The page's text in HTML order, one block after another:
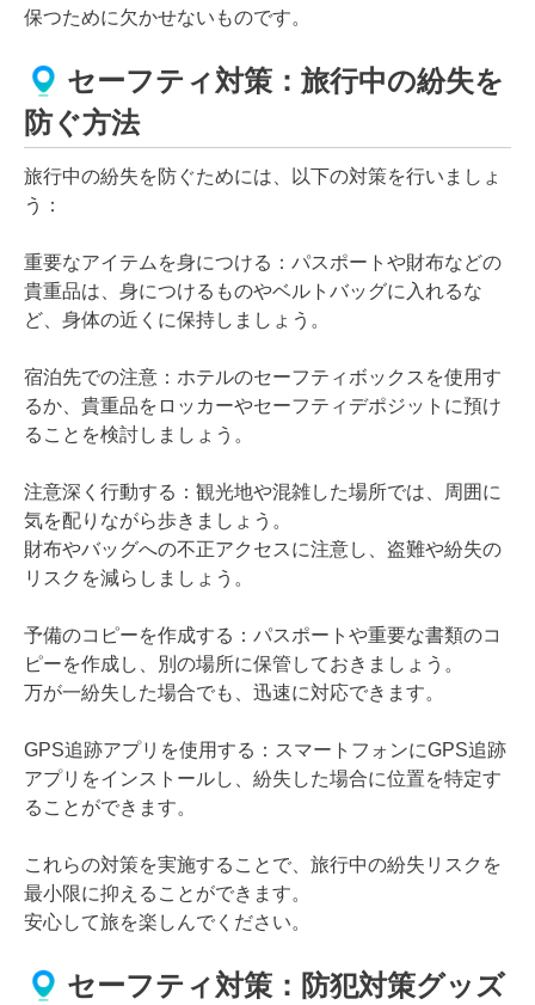
保つために欠かせないものです。
セーフティ対策：旅行中の紛失を
防ぐ方法
旅行中の紛失を防ぐためには、以下の対策を行いましょ
う：
重要なアイテムを身につける：パスポートや財布などの
貴重品は、身につけるものやベルトバッグに入れるな
ど、身体の近くに保持しましょう。
宿泊先での注意：ホテルのセーフティボックスを使用す
るか、貴重品をロッカーやセーフティデポジットに預け
ることを検討しましょう。
注意深く行動する：観光地や混雑した場所では、周囲に
気を配りながら歩きましょう。
財布やバッグへの不正アクセスに注意し、盗難や紛失の
リスクを減らしましょう。
予備のコピーを作成する：パスポートや重要な書類のコ
ピーを作成し、別の場所に保管しておきましょう。
万が一紛失した場合でも、迅速に対応できます。
GPS追跡アプリを使用する：スマートフォンにGPS追跡
アプリをインストールし、紛失した場合に位置を特定す
ることができます。
これらの対策を実施することで、旅行中の紛失リスクを
最小限に抑えることができます。
安心して旅を楽しんでください。
セーフティ対策：防犯対策グッズ